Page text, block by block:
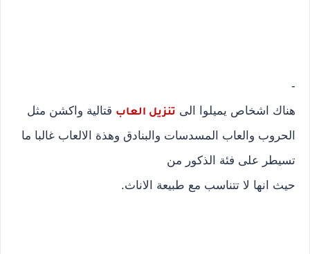
-
هناك اشخاص يميلوا الى تنزيل العاب قتالية واكشن مثل
الحروب والعاب المسدسات والبنادق وهذة الالعاب غالبا ما
تسيطر على فئة الذكور من
حيث انها لا تتناسب مع طبيعة الاناث.